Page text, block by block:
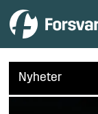
Nyheter